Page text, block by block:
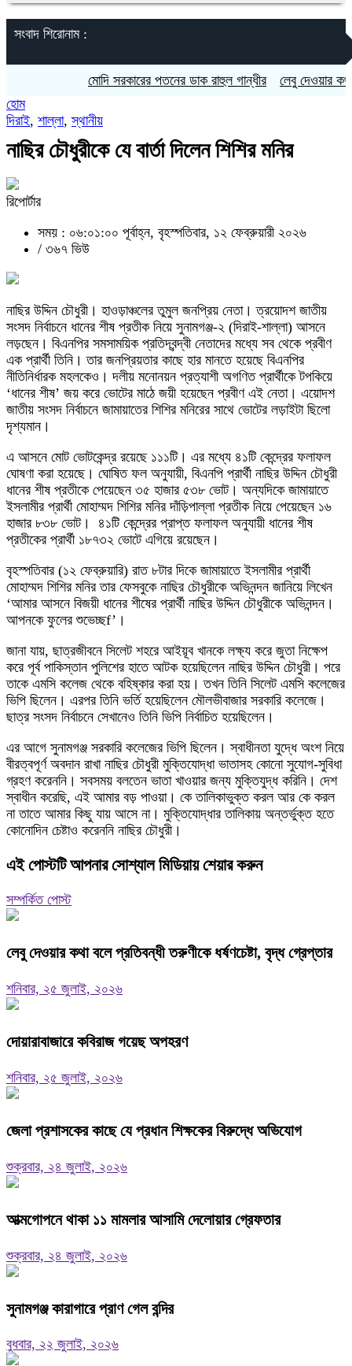
সংবাদ শিরোনাম :
মোদি সরকারের পতনের ডাক রাহুল গান্ধীর লেবু দেওয়ার কথা
হোম
দিরাই, শাল্লা,স্থানীয়
নাছির চৌধুরীকে যে বার্তা দিলেন শিশির মনির
রিপোর্টার
সময় : ০৬:০১:০০ পূর্বাহ্ন, বৃহস্পতিবার, ১২ ফেব্রুয়ারী ২০২৬
/ ৩৬৭ ভিউ
নাছির উদ্দিন চৌধুরী। হাওড়াঞ্চলের তুমুল জনপ্রিয় নেতা। ত্রয়োদশ জাতীয়
সংসদ নির্বাচনে ধানের শীষ প্রতীক নিয়ে সুনামগঞ্জ-২ (দিরাই-শাল্লা) আসনে
লড়ছেন। বিএনপির সমসাময়িক প্রতিদ্বন্দ্বী নেতাদের মধ্যে সব থেকে প্রবীণ
এক প্রার্থী তিনি। তার জনপ্রিয়তার কাছে হার মানতে হয়েছে বিএনপির
নীতিনির্ধারক মহলকেও। দলীয় মনোনয়ন প্রত্যাশী অগণিত প্রার্থীকে টপকিয়ে
‘ধানের শীষ’ জয় করে ভোটের মাঠে জয়ী হয়েছেন প্রবীণ এই নেতা। এয়োদশ
জাতীয় সংসদ নির্বাচনে জামায়াতের শিশির মনিরের সাথে ভোটের লড়াইটা ছিলো
দৃশ্যমান।
এ আসনে মোট ভোটকেন্দ্র রয়েছে ১১১টি। এর মধ্যে ৪১টি কেন্দ্রের ফলাফল
ঘোষণা করা হয়েছে। ঘোষিত ফল অনুযায়ী, বিএনপি প্রার্থী নাছির উদ্দিন চৌধুরী
ধানের শীষ প্রতীকে পেয়েছেন ৩৫ হাজার ৫৩৮ ভোট। অন্যদিকে জামায়াতে
ইসলামীর প্রার্থী মোহাম্মদ শিশির মনির দাঁড়িপাল্লা প্রতীক নিয়ে পেয়েছেন ১৬
হাজার ৮৩৮ ভোট। ৪১টি কেন্দ্রের প্রাপ্ত ফলাফল অনুযায়ী ধানের শীষ
প্রতীকের প্রার্থী ১৮৭৩২ ভোটে এগিয়ে রয়েছেন।
বৃহস্পতিবার (১২ ফেব্রুয়ারি) রাত ৮টার দিকে জামায়াতে ইসলামীর প্রার্থী
মোহাম্মদ শিশির মনির তার ফেসবুকে নাছির চৌধুরীকে অভিনন্দন জানিয়ে লিখেন
‘আমার আসনে বিজয়ী ধানের শীষের প্রার্থী নাছির উদ্দিন চৌধুরীকে অভিনন্দন।
আপনকে ফুলের শুভেচ্ছf’।
জানা যায়, ছাত্রজীবনে সিলেট শহরে আইয়ূব খানকে লক্ষ্য করে জুতা নিক্ষেপ
করে পূর্ব পাকিস্তান পুলিশের হাতে আটক হয়েছিলেন নাছির উদ্দিন চৌধুরী। পরে
তাকে এমসি কলেজ থেকে বহিষ্কার করা হয়। তখন তিনি সিলেট এমসি কলেজের
ভিপি ছিলেন। এরপর তিনি ভর্তি হয়েছিলেন মৌলভীবাজার সরকারি কলেজে।
ছাত্র সংসদ নির্বাচনে সেখানেও তিনি ভিপি নির্বাচিত হয়েছিলেন।
এর আগে সুনামগঞ্জ সরকারি কলেজের ভিপি ছিলেন। স্বাধীনতা যুদ্ধে অংশ নিয়ে
বীরত্বপূর্ণ অবদান রাখা নাছির চৌধুরী মুক্তিযোদ্ধা ভাতাসহ কোনো সুযোগ-সুবিধা
গ্রহণ করেননি। সবসময় বলতেন ভাতা খাওয়ার জন্য মুক্তিযুদ্ধ করিনি। দেশ
স্বাধীন করেছি, এই আমার বড় পাওয়া। কে তালিকাভুক্ত করল আর কে করল
না তাতে আমার কিছু যায় আসে না। মুক্তিযোদ্ধার তালিকায় অন্তর্ভুক্ত হতে
কোনোদিন চেষ্টাও করেননি নাছির চৌধুরী।
এই পোস্টটি আপনার সোশ্যাল মিডিয়ায় শেয়ার করুন
সম্পর্কিত পোস্ট
লেবু দেওয়ার কথা বলে প্রতিবন্ধী তরুণীকে ধর্ষণচেষ্টা, বৃদ্ধ গ্রেপ্তার
শনিবার, ২৫ জুলাই, ২০২৬
দোয়ারাবাজারে কবিরাজ গয়েছ অপহরণ
শনিবার, ২৫ জুলাই, ২০২৬
জেলা প্রশাসকের কাছে যে প্রধান শিক্ষকের বিরুদ্ধে অভিযোগ
শুক্রবার, ২৪ জুলাই, ২০২৬
আত্মগোপনে থাকা ১১ মামলার আসামি দেলোয়ার গ্রেফতার
শুক্রবার, ২৪ জুলাই, ২০২৬
সুনামগঞ্জ কারাগারে প্রাণ গেল বন্দির
বুধবার, ২২ জুলাই, ২০২৬